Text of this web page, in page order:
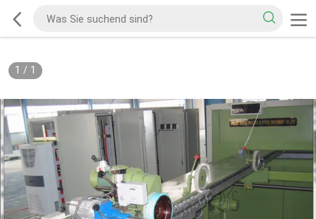
1 / 1